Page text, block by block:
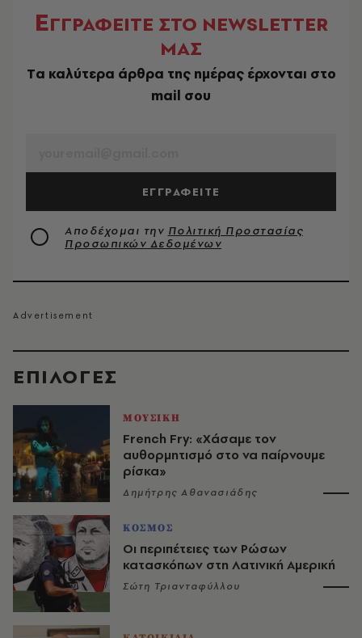
EΠΙΛΟΓΈΣ
ΜΟΥΣΙΚΗ
French Fry: «Χάσαμε τον
αυθορμητισμό στο να παίρνουμε
ρίσκα»
Δημήτρης Αθανασιάδης
ΚΟΣΜΟΣ
Οι περιπέτειες των Ρώσων
κατασκόπων στη Λατινική Αμερική
Σώτη Τριανταφύλλου
ΕΓΓΡΑΦΕΙΤΕ ΣΤΟ NEWSLETTER
ΜΑΣ
Tα καλύτερα άρθρα της ημέρας έρχονται στο
mail σου
ΕΓΓΡΑΦΕΙΤΕ
Αποδέχομαι την Πολιτική Προστασίας
Προσωπικών Δεδομένων